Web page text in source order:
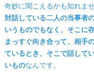
奇妙に聞こえるかも知れませ
対話している二人の当事者
いうものでもなく、そこに
まっすぐ向き合って、相手
ているとき、そこで話して
いものなんです。